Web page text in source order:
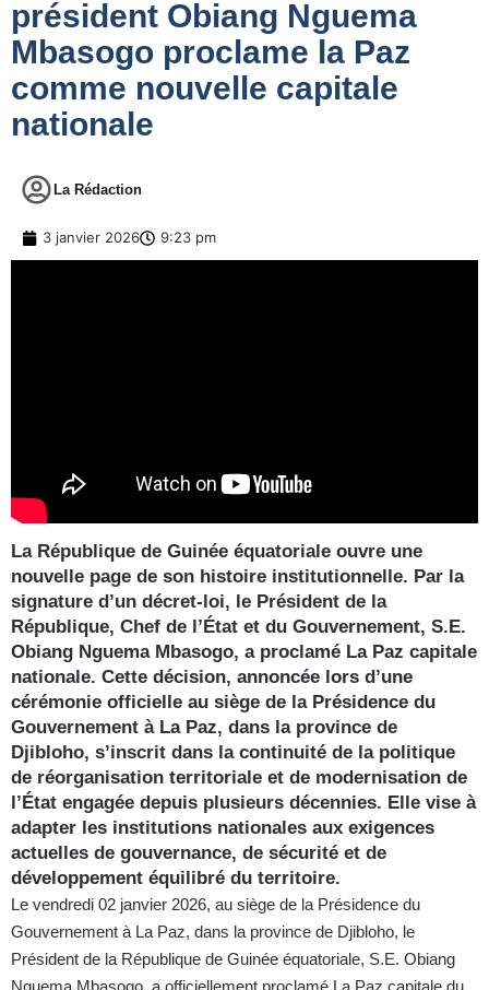
président Obiang Nguema
Mbasogo proclame la Paz
comme nouvelle capitale
nationale
La Rédaction
3 janvier 2026 9:23 pm
La République de Guinée équatoriale ouvre une
nouvelle page de son histoire institutionnelle. Par la
signature d’un décret-loi, le Président de la
République, Chef de l’État et du Gouvernement, S.E.
Obiang Nguema Mbasogo, a proclamé La Paz capitale
nationale. Cette décision, annoncée lors d’une
cérémonie officielle au siège de la Présidence du
Gouvernement à La Paz, dans la province de
Djibloho, s’inscrit dans la continuité de la politique
de réorganisation territoriale et de modernisation de
l’État engagée depuis plusieurs décennies. Elle vise à
adapter les institutions nationales aux exigences
actuelles de gouvernance, de sécurité et de
développement équilibré du territoire.
Le vendredi 02 janvier 2026, au siège de la Présidence du
Gouvernement à La Paz, dans la province de Djibloho, le
Président de la République de Guinée équatoriale, S.E. Obiang
Nguema Mbasogo, a officiellement proclamé La Paz capitale du